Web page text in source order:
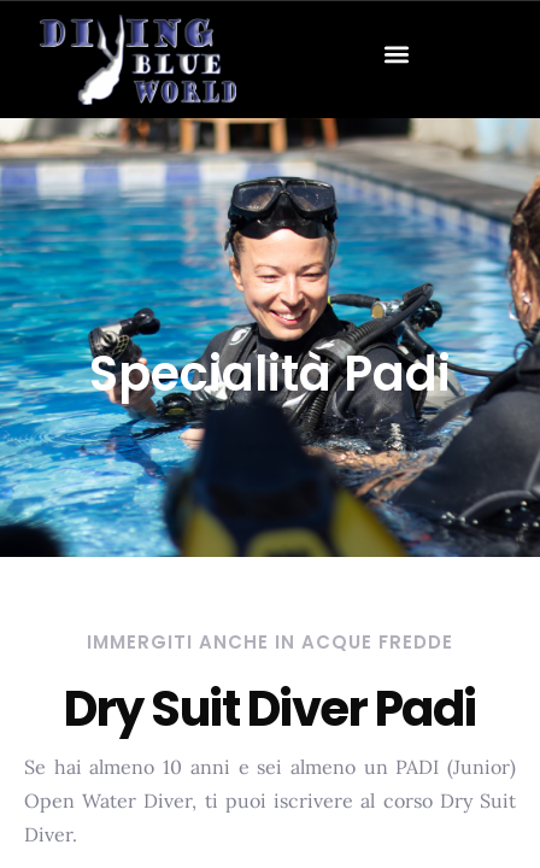
Specialità Padi
IMMERGITI ANCHE IN ACQUE FREDDE
Dry Suit Diver Padi
Se hai almeno 10 anni e sei almeno un PADI (Junior)
Open Water Diver, ti puoi iscrivere al corso Dry Suit
Diver.